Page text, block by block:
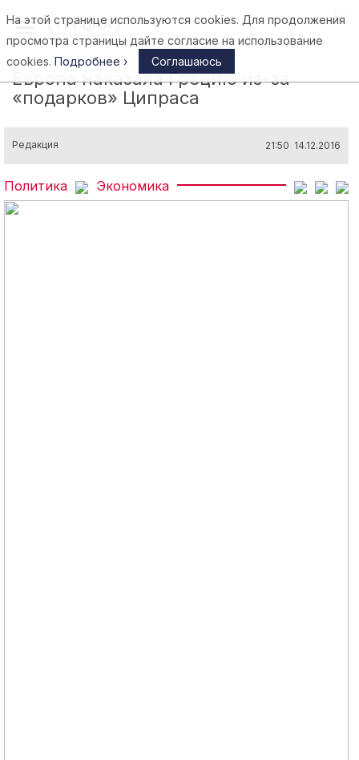
Афины
Европа наказала Грецию из-за
«подарков» Ципраса
Редакция 21:50 14.12.2016
Политика Экономика
На этой странице используются cookies. Для продолжения
просмотра страницы дайте согласие на использование
cookies. Подробнее › Соглашаюсь